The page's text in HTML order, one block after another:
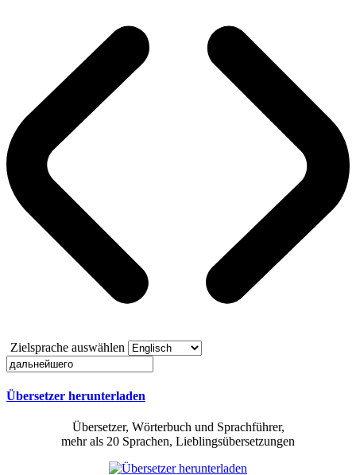
Zielsprache auswählen
Übersetzer herunterladen
Übersetzer, Wörterbuch und Sprachführer,
mehr als 20 Sprachen, Lieblingsübersetzungen